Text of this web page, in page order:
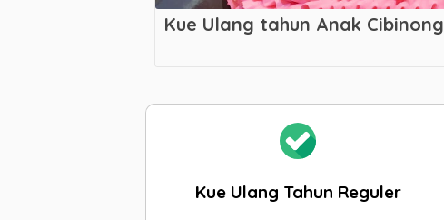
Kue Ulang tahun Anak Cibinong
Kue Ulang Tahun Reguler